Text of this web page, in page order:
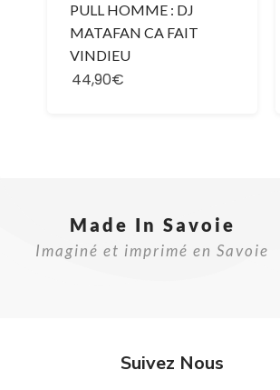
PULL HOMME : DJ
MATAFAN CA FAIT
VINDIEU
44,90€
Made In Savoie​
Imaginé et imprimé en Savoie
Suivez Nous